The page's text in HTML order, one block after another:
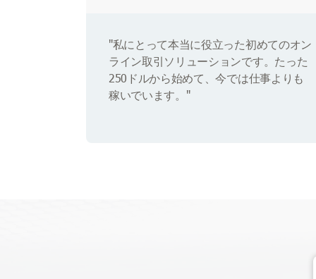
"私にとって本当に役立った初めてのオン
ライン取引ソリューションです。たった
250ドルから始めて、今では仕事よりも
稼いでいます。"